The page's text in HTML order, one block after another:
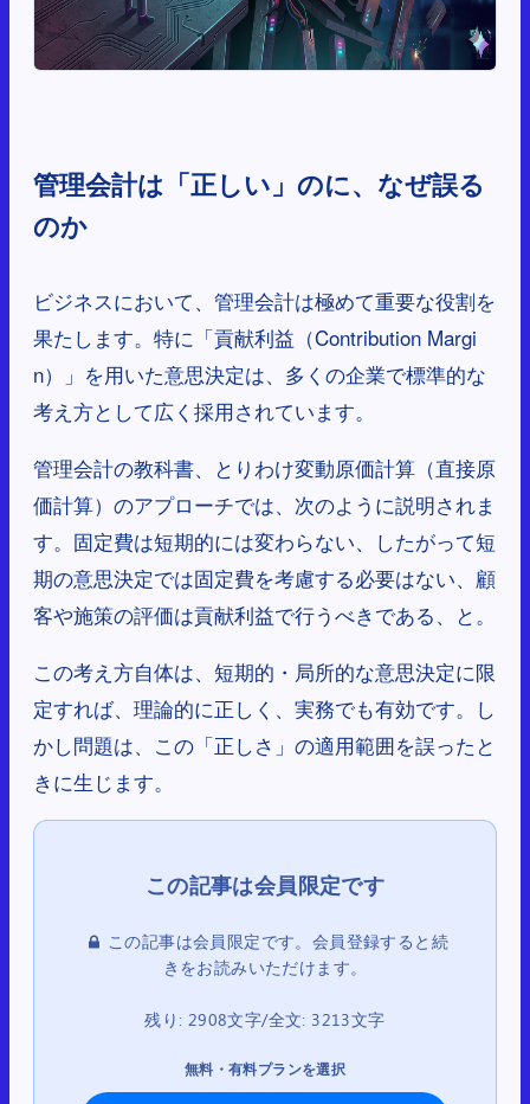
管理会計は「正しい」のに、なぜ誤る
のか
ビジネスにおいて、管理会計は極めて重要な役割を
果たします。特に「貢献利益（Contribution Margi
n）」を用いた意思決定は、多くの企業で標準的な
考え方として広く採用されています。
管理会計の教科書、とりわけ変動原価計算（直接原
価計算）のアプローチでは、次のように説明されま
す。固定費は短期的には変わらない、したがって短
期の意思決定では固定費を考慮する必要はない、顧
客や施策の評価は貢献利益で行うべきである、と。
この考え方自体は、短期的・局所的な意思決定に限
定すれば、理論的に正しく、実務でも有効です。し
かし問題は、この「正しさ」の適用範囲を誤ったと
きに生じます。
この記事は会員限定です。会員登録すると続
きをお読みいただけます。
残り: 2908文字/全文: 3213文字
無料・有料プランを選択